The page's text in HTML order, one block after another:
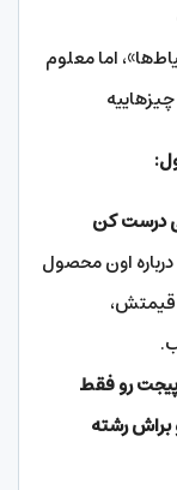
اما معلوم
:
درست کن
اون محصول
قیمتش،
رو فقط
رشته